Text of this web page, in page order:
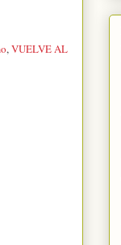
,VUELVE AL